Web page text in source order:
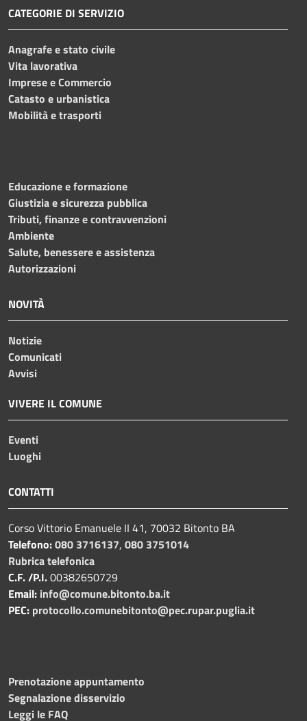
CATEGORIE DI SERVIZIO
Anagrafe e stato civile
Vita lavorativa
Imprese e Commercio
Catasto e urbanistica
Mobilità e trasporti
Educazione e formazione
Giustizia e sicurezza pubblica
Tributi, finanze e contravvenzioni
Ambiente
Salute, benessere e assistenza
Autorizzazioni
NOVITÀ
Notizie
Comunicati
Avvisi
VIVERE IL COMUNE
Eventi
Luoghi
CONTATTI
Corso Vittorio Emanuele II 41, 70032 Bitonto BA
Telefono:080 3716137, 080 3751014
Rubrica telefonica
C.F. /P.I.00382650729
Email: info@comune.bitonto.ba.it
PEC: protocollo.comunebitonto@pec.rupar.puglia.it
Prenotazione appuntamento
Segnalazione disservizio
Leggi le FAQ